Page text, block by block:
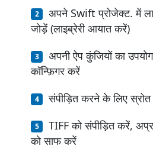
अपने Swift प्रोजेक्ट. में
जोड़ें (लाइब्रेरी आयात करें)
अपनी ऐप कुंजियों का
कॉन्फ़िगर करें
संपीड़ित करने के लिए
TIFF को संपीड़ित करें,
को साफ करें